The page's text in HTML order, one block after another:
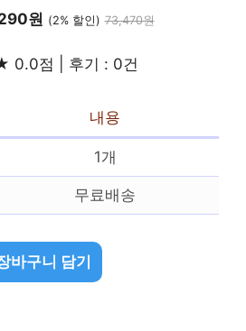
원 (2% 할인) 73,470원
0.0점 | 후기 : 0건
내용
1개
무료배송
바구니 담기